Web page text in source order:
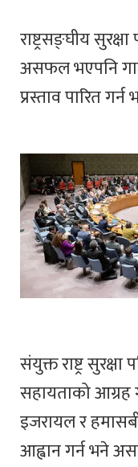
राष्ट्रसङ्घीय
असफल भएपनि
प्रस्ताव पारित
संयुक्त राष्ट्र
सहायताको आग्रह
इजरायल र
आह्वान गर्न भने